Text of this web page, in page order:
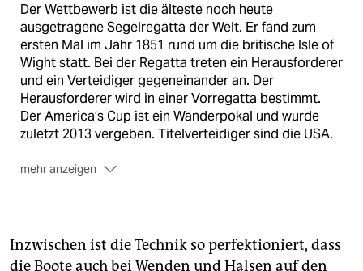
Der Wettbewerb ist die älteste noch heute
ausgetragene Segelregatta der Welt. Er fand zum
ersten Mal im Jahr 1851 rund um die britische Isle of
Wight statt. Bei der Regatta treten ein Herausforderer
und ein Verteidiger gegeneinander an. Der
Herausforderer wird in einer Vorregatta bestimmt.
Der America’s Cup ist ein Wanderpokal und wurde
zuletzt 2013 vergeben. Titelverteidiger sind die USA.
mehr anzeigen
Die Technikhat in den ver­gangenen Jahren extreme
Inzwischen ist die Technik so perfektioniert, dass
die Boote auch bei Wenden und Halsen auf den